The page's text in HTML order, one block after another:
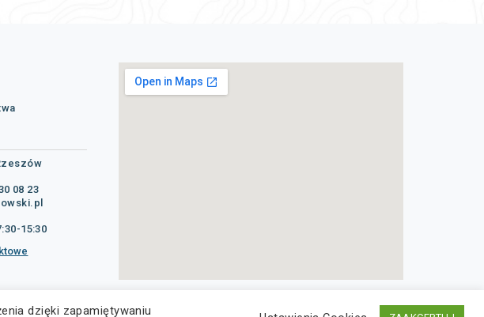
08 23
15:30
Deklaracja dostępności
dzięki zapamiętywaniu